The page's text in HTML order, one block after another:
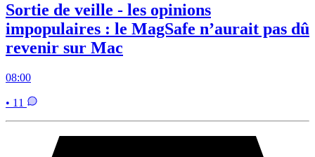
Sortie de veille - les opinions
impopulaires : le MagSafe n’aurait pas dû
revenir sur Mac
08:00
• 11